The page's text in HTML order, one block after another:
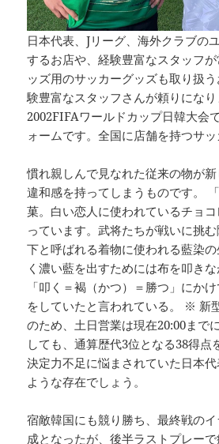
日本代表、Jリーグ、海外クラブの
するお店や、経験豊富なスタッフ
ッズ用のサッカーグッズも取り扱
験豊富なスタッフさんが頼りになり
2002FIFAワールドカップ日韓大会
ォームです。全国に店舗を持つサッ
慣れ親しんで見なれた従来の物が
違和感を持ってしまうものです。
菓。白い恋人に使われているチョ
っています。武将たちが戦いに挑
下と呼ばれる着物に使われる藍染
く濃い藍を出すためには布を叩きな
「叩く＝褐（かつ）＝勝つ」にか
をしていたと言われている。 ※ 新
のため、土日営業は現在20:00まで
しても、通算歴代3位となる38得点
決定力不足に悩まされていた日本
ような存在でしょう。
宿敵韓国にも競り勝ち、最終戦の
成となったが、後半ラストプレー